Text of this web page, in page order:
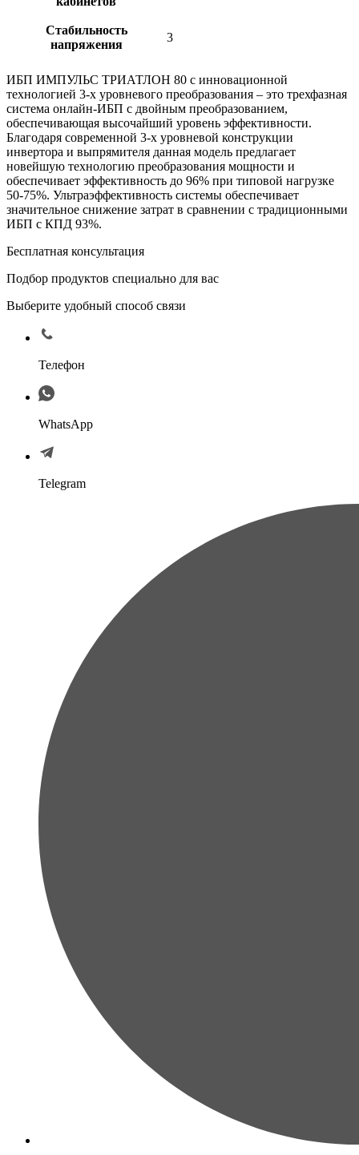
Стабильность
напряжения
3
ИБП ИМПУЛЬС ТРИАТЛОН 80 с инновационной
технологией 3-х уровневого преобразования – это трехфазная
система онлайн-ИБП с двойным преобразованием,
обеспечивающая высочайший уровень эффективности.
Благодаря современной 3-х уровневой конструкции
инвертора и выпрямителя данная модель предлагает
новейшую технологию преобразования мощности и
обеспечивает эффективность до 96% при типовой нагрузке
50-75%. Ультраэффективность системы обеспечивает
значительное снижение затрат в сравнении с традиционными
ИБП с КПД 93%.
Бесплатная консультация
Подбор продуктов специально для вас
Выберите удобный способ связи
Телефон
WhatsApp
Telegram